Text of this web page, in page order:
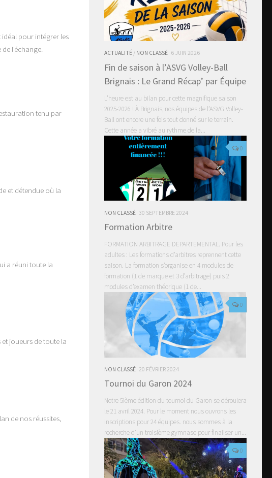
pour intégrer les
l'échange.
tenu par
et détendue où la
a réuni toute la
et joueurs de toute la
de nos réussites,
ACTUALITÉ / NON CLASSÉ 6 JUIN 2026
Fin de saison à l’ASVG Volley-Ball
Brignais : Le Grand Récap’ par Équipe
L’heure est au bilan pour cette magnifique saison
2025-2026 ! À Brignais, nos équipes de l’ASVG Volley-
Ball ont encore une fois tout donné sur le terrain.
Cette année a vibré au rythme de la...
0
NON CLASSÉ 30 SEPTEMBRE 2024
Formation Arbitre
FORMATION ARBITRAGE DEPARTEMENTAL. Pour les
adultes : Les formations d’arbitres reprennent cette
saison. La formation s’organise en 4 modules de
formation (1 de marque et 3 d’arbitrage) puis 2
modules d’examen théorique (1 de...
0
NON CLASSÉ 20 FÉVRIER 2024
Tournoi du Garon 2024
Notre 5ième édition du tournoi du Garon se déroulera
le 21 avril 2024. Pour le moment nous ouvrons les
inscriptions pour 24 équipes. nous sommes à la
recherche d’un troisième gymnase pour finaliser un...
0